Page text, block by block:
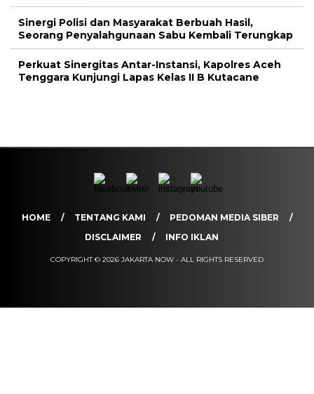
Sinergi Polisi dan Masyarakat Berbuah Hasil,
Seorang Penyalahgunaan Sabu Kembali Terungkap
Perkuat Sinergitas Antar-Instansi, Kapolres Aceh
Tenggara Kunjungi Lapas Kelas II B Kutacane
HOME TENTANG KAMI
PEDOMAN MEDIA SIBER
DISCLAIMER
INFO IKLAN
COPYRIGHT © 2026 JAKARTA NOW - ALL RIGHTS RESERVED